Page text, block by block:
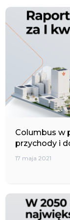
Columbus w
przychody i
17 maja 2021